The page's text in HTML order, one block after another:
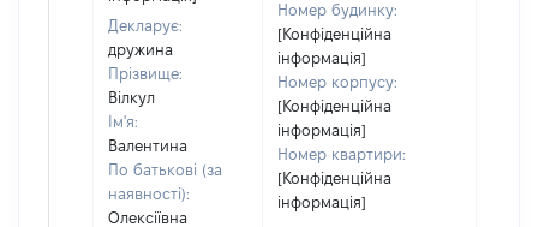
Декларує:
дружина
Прізвище:
Вілкул
Ім'я:
Валентина
По батькові (за
наявності):
Олексіївна
Номер будинку:
[Конфіденційна
інформація]
Номер корпусу:
[Конфіденційна
інформація]
Номер квартири:
[Конфіденційна
інформація]